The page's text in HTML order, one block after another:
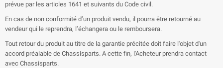
prévue par les articles 1641 et suivants du Code civil.
En cas de non conformité d’un produit vendu, il pourra être retourné au
vendeur qui le reprendra, l’échangera ou le remboursera.
Tout retour du produit au titre de la garantie précitée doit faire l'objet d'un
accord préalable de Chassisparts. A cette fin, l'Acheteur prendra contact
avec Chassisparts.